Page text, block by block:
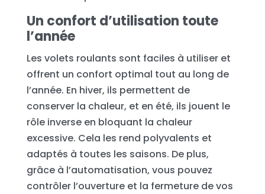
Un confort d’utilisation toute
l’année
Les volets roulants sont faciles à utiliser et
offrent un confort optimal tout au long de
l’année. En hiver, ils permettent de
conserver la chaleur, et en été, ils jouent le
rôle inverse en bloquant la chaleur
excessive. Cela les rend polyvalents et
adaptés à toutes les saisons. De plus,
grâce à l’automatisation, vous pouvez
contrôler l’ouverture et la fermeture de vos